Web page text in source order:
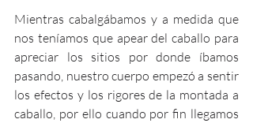
Mientras cabalgábamos y a medida que
nos teníamos que apear del caballo para
apreciar los sitios por donde íbamos
pasando, nuestro cuerpo empezó a sentir
los efectos y los rigores de la montada a
caballo, por ello cuando por fin llegamos